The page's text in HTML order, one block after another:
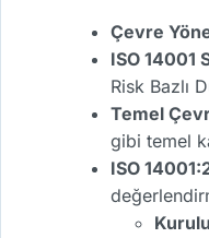
Çevre
ISO 14001
Risk Bazlı
Temel
gibi temel
ISO